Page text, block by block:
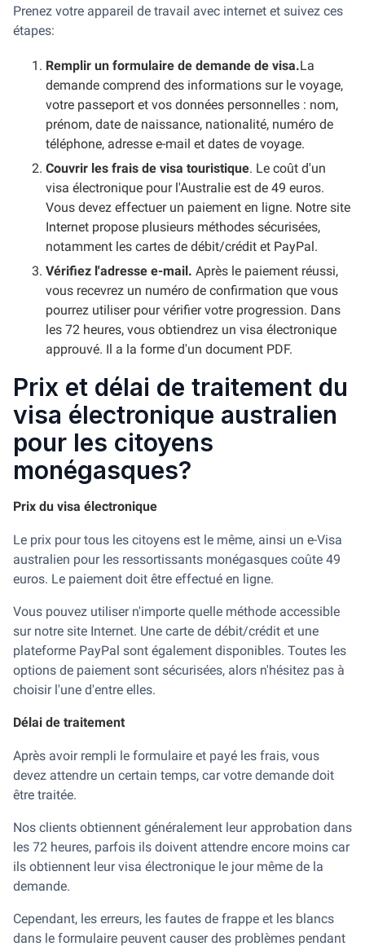
Prenez votre appareil de travail avec internet et suivez ces
étapes:
Remplir un formulaire de demande de visa.La
demande comprend des informations sur le voyage,
votre passeport et vos données personnelles : nom,
prénom, date de naissance, nationalité, numéro de
téléphone, adresse e-mail et dates de voyage.
Couvrir les frais de visa touristique. Le coût d'un
visa électronique pour l'Australie est de 49 euros.
Vous devez effectuer un paiement en ligne. Notre site
Internet propose plusieurs méthodes sécurisées,
notamment les cartes de débit/crédit et PayPal.
Vérifiez l'adresse e-mail. Après le paiement réussi,
vous recevrez un numéro de confirmation que vous
pourrez utiliser pour vérifier votre progression. Dans
les 72 heures, vous obtiendrez un visa électronique
approuvé. Il a la forme d'un document PDF.
Prix et délai de traitement du
visa électronique australien
pour les citoyens
monégasques?
Prix du visa électronique
Le prix pour tous les citoyens est le même, ainsi un e-Visa
australien pour les ressortissants monégasques coûte 49
euros. Le paiement doit être effectué en ligne.
Vous pouvez utiliser n'importe quelle méthode accessible
sur notre site Internet. Une carte de débit/crédit et une
plateforme PayPal sont également disponibles. Toutes les
options de paiement sont sécurisées, alors n'hésitez pas à
choisir l'une d'entre elles.
Délai de traitement
Après avoir rempli le formulaire et payé les frais, vous
devez attendre un certain temps, car votre demande doit
être traitée.
Nos clients obtiennent généralement leur approbation dans
les 72 heures, parfois ils doivent attendre encore moins car
ils obtiennent leur visa électronique le jour même de la
demande.
Cependant, les erreurs, les fautes de frappe et les blancs
dans le formulaire peuvent causer des problèmes pendant